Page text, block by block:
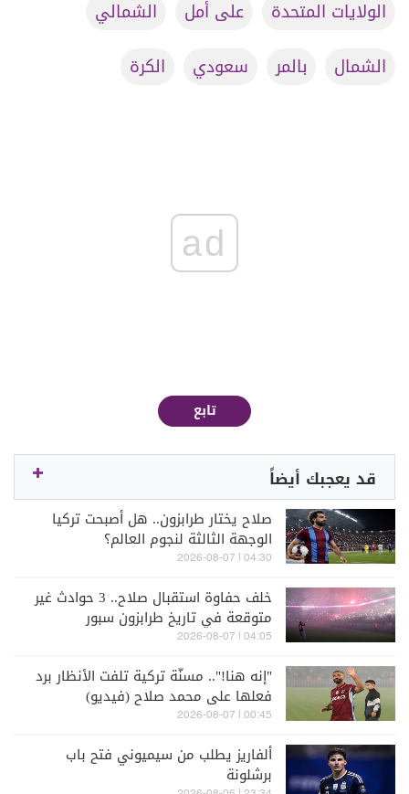
الولايات المتحدة على أمل
الشمالي
الشمال
بالمر سعودي الكرة
ad
تابع
قد يعجبك أيضاً
صلاح يختار طرابزون.. هل أصبحت تركيا
الوجهة الثالثة لنجوم العالم؟
04:30 | 2026-08-07
خلف حفاوة استقبال صلاح.. 3 حوادث غير
متوقعة في تاريخ طرابزون سبور
04:05 | 2026-08-07
"إنه هنا!".. مسنّة تركية تلفت الأنظار برد
فعلها على محمد صلاح (فيديو)
00:45 | 2026-08-07
ألفاريز يطلب من سيميوني فتح باب
برشلونة